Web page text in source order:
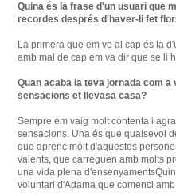
Quina és la frase d'un usuari que
recordes després d'haver-li fet
La primera que em ve al cap és la
amb mal de cap em va dir que se li
Quan acaba la teva jornada com a
sensacions et llevasa casa?
Sempre em vaig molt contenta i
sensacions Una és que qualsevol
que aprenc molt d'aquestes
valents, que carreguen amb molts
una vida plena d'ensenyaments
voluntari d'Adama que comenci amb